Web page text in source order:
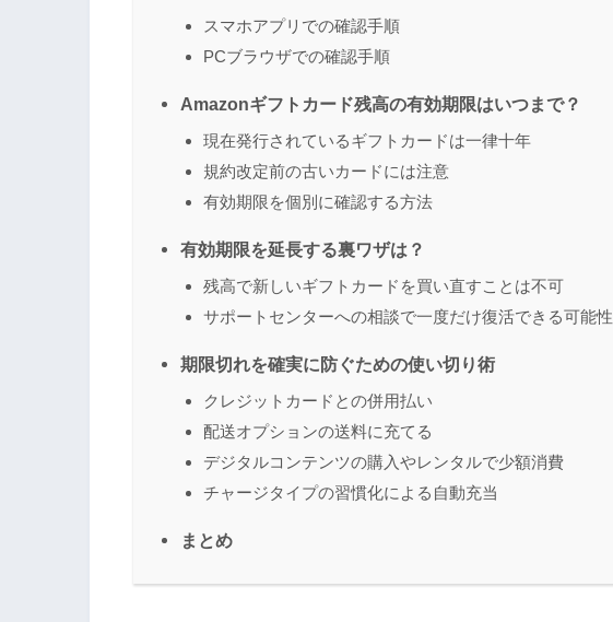
スマホアプリでの確認手順
PCブラウザでの確認手順
Amazonギフトカード残高の有効期限はいつまで？
現在発行されているギフトカードは一律十年
規約改定前の古いカードには注意
有効期限を個別に確認する方法
有効期限を延長する裏ワザは？
残高で新しいギフトカードを買い直すことは不可
サポートセンターへの相談で一度だけ復活できる可能性
期限切れを確実に防ぐための使い切り術
クレジットカードとの併用払い
配送オプションの送料に充てる
デジタルコンテンツの購入やレンタルで少額消費
チャージタイプの習慣化による自動充当
まとめ